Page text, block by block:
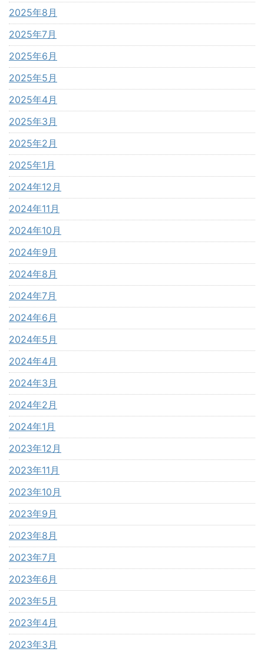
2025年8月
2025年7月
2025年6月
2025年5月
2025年4月
2025年3月
2025年2月
2025年1月
2024年12月
2024年11月
2024年10月
2024年9月
2024年8月
2024年7月
2024年6月
2024年5月
2024年4月
2024年3月
2024年2月
2024年1月
2023年12月
2023年11月
2023年10月
2023年9月
2023年8月
2023年7月
2023年6月
2023年5月
2023年4月
2023年3月